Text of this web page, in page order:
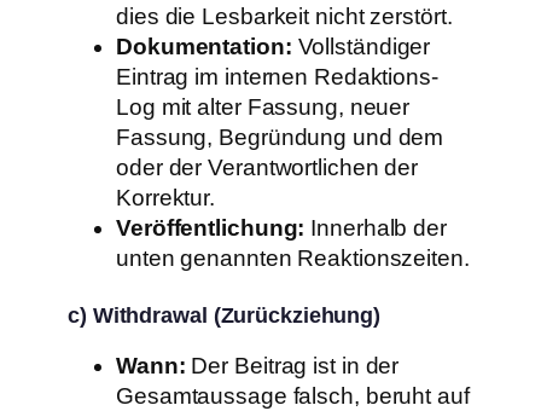
dies die Lesbarkeit nicht zerstört.
Dokumentation: Vollständiger
Eintrag im internen Redaktions-
Log mit alter Fassung, neuer
Fassung, Begründung und dem
oder der Verantwortlichen der
Korrektur.
Veröffentlichung: Innerhalb der
unten genannten Reaktionszeiten.
c) Withdrawal (Zurückziehung)
Wann: Der Beitrag ist in der
Gesamtaussage falsch, beruht auf